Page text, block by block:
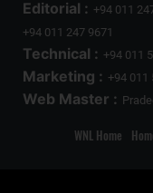
Editorial : +94 011
+94 011 247 9671
Technical : +94 011
Marketing : +94 011
Web Master :
WNL Home